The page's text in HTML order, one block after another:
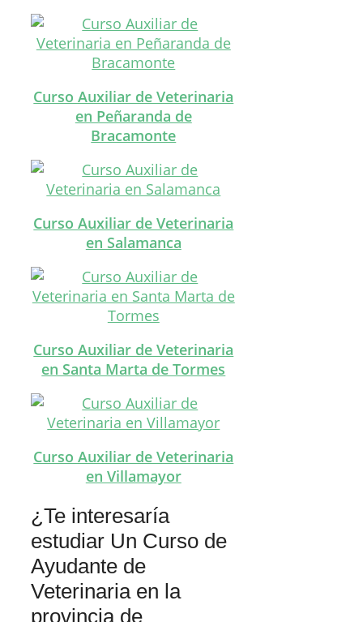
Curso Auxiliar de Veterinaria
en Peñaranda de
Bracamonte
Curso Auxiliar de Veterinaria
en Salamanca
Curso Auxiliar de Veterinaria
en Santa Marta de Tormes
Curso Auxiliar de Veterinaria
en Villamayor
¿Te interesaría
estudiar Un Curso de
Ayudante de
Veterinaria en la
provincia de